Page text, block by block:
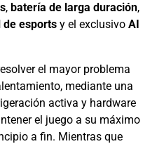
, batería de larga duración,
de esports y el exclusivo AI
el mayor problema
mediante una
activa y hardware
el juego a su máximo
a fin. Mientras que